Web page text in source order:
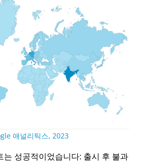
애널리틱스, 2023
는 성공적이었습니다: 출시 후 불과